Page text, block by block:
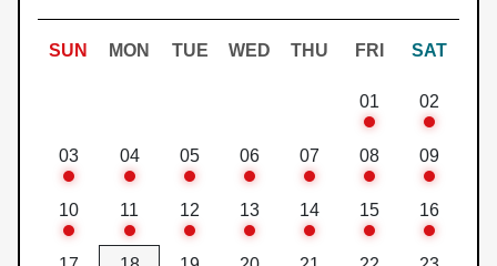
SUN MON TUE WED THU FRI SAT
01 02
03 04 05 06 07 08 09
10 11 12 13 14 15 16